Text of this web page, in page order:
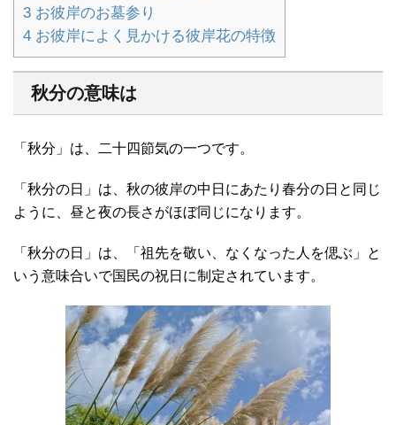
3 お彼岸のお墓参り
4 お彼岸によく見かける彼岸花の特徴
秋分の意味は
「秋分」は、二十四節気の一つです。
「秋分の日」は、秋の彼岸の中日にあたり春分の日と同じ
ように、昼と夜の長さがほぼ同じになります。
「秋分の日」は、「祖先を敬い、なくなった人を偲ぶ」と
いう意味合いで国民の祝日に制定されています。